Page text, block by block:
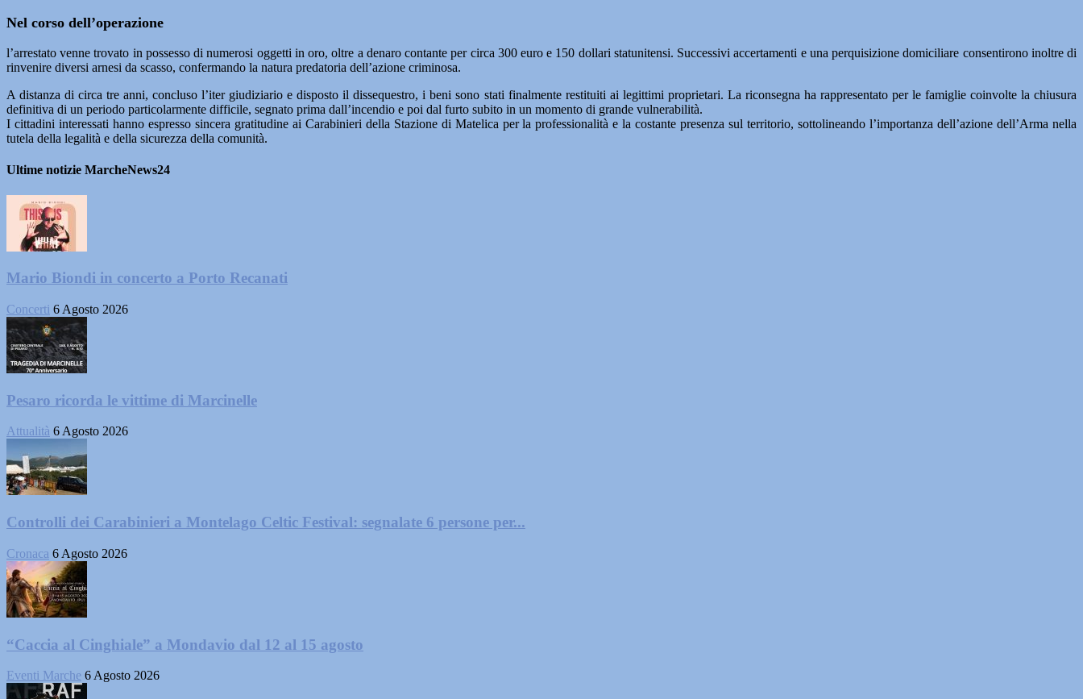
Nel corso dell’operazione
l’arrestato venne trovato in possesso di numerosi oggetti in oro, oltre a denaro contante per circa 300 euro e 150 dollari statunitensi. Successivi accertamenti e una perquisizione domiciliare consentirono inoltre di
rinvenire diversi arnesi da scasso, confermando la natura predatoria dell’azione criminosa.
A distanza di circa tre anni, concluso l’iter giudiziario e disposto il dissequestro, i beni sono stati finalmente restituiti ai legittimi proprietari. La riconsegna ha rappresentato per le famiglie coinvolte la chiusura
definitiva di un periodo particolarmente difficile, segnato prima dall’incendio e poi dal furto subito in un momento di grande vulnerabilità.
I cittadini interessati hanno espresso sincera gratitudine ai Carabinieri della Stazione di Matelica per la professionalità e la costante presenza sul territorio, sottolineando l’importanza dell’azione dell’Arma nella
tutela della legalità e della sicurezza della comunità.
Ultime notizie MarcheNews24
Mario Biondi in concerto a Porto Recanati
Concerti 6 Agosto 2026
Pesaro ricorda le vittime di Marcinelle
Attualità 6 Agosto 2026
Controlli dei Carabinieri a Montelago Celtic Festival: segnalate 6 persone per...
Cronaca 6 Agosto 2026
“Caccia al Cinghiale” a Mondavio dal 12 al 15 agosto
Eventi Marche 6 Agosto 2026